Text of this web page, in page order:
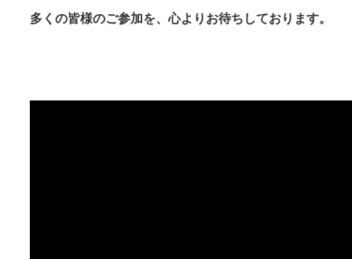
多くの皆様のご参加を、心よりお待ちしております。